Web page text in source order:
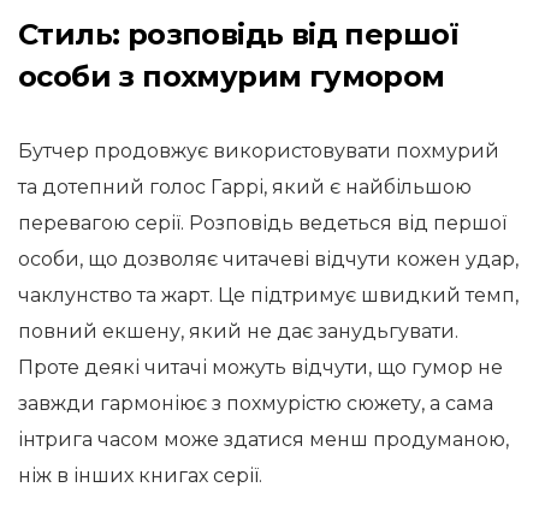
Стиль: розповідь від першої
особи з похмурим гумором
Бутчер продовжує використовувати похмурий
та дотепний голос Гаррі, який є найбільшою
перевагою серії. Розповідь ведеться від першої
особи, що дозволяє читачеві відчути кожен удар,
чаклунство та жарт. Це підтримує швидкий темп,
повний екшену, який не дає занудьгувати.
Проте деякі читачі можуть відчути, що гумор не
завжди гармоніює з похмурістю сюжету, а сама
інтрига часом може здатися менш продуманою,
ніж в інших книгах серії.